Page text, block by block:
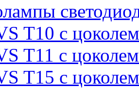
T10 с
T11 с
T15 с